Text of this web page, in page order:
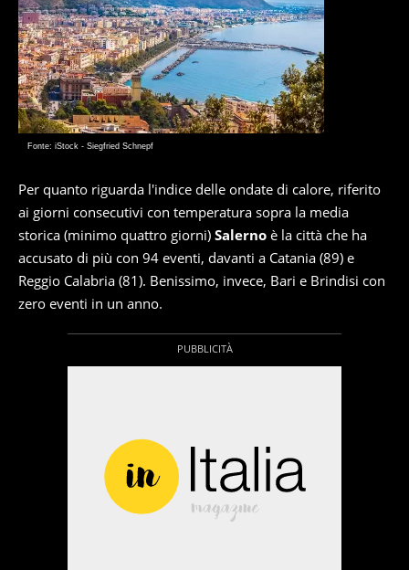
Fonte: iStock - Siegfried Schnepf
Per quanto riguarda l'indice delle ondate di calore, riferito
ai giorni consecutivi con temperatura sopra la media
storica (minimo quattro giorni) Salerno è la città che ha
accusato di più con 94 eventi, davanti a Catania (89) e
Reggio Calabria (81). Benissimo, invece, Bari e Brindisi con
zero eventi in un anno.